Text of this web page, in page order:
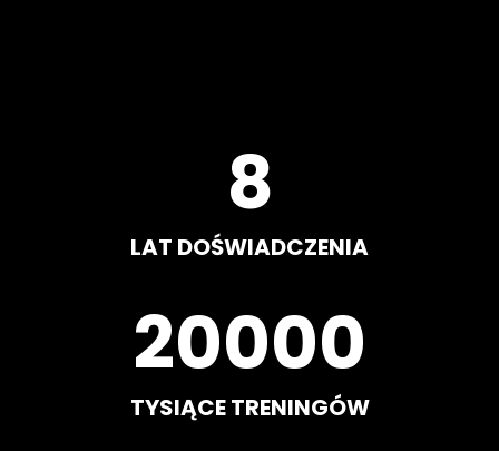
8
LAT DOŚWIADCZENIA
20000
TYSIĄCE TRENINGÓW